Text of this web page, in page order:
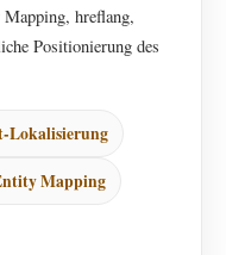
hreflang,
Positionierung des
Lokalisierung
Mapping